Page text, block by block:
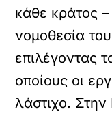
κάθε κράτος
νομοθεσία
επιλέγοντας
οποίους οι
λάστιχο.